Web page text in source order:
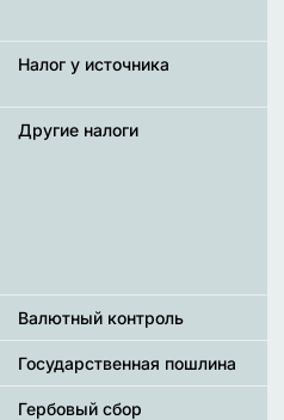
Налог у источника
Другие налоги
Валютный контроль
Государственная пошлина
Гербовый сбор